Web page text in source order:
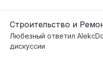
Строительство и
Любезный ответил
дискуссии